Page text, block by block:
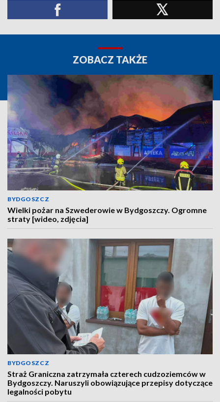
ZOBACZ TAKŻE
BYDGOSZCZ
Wielki pożar na Szwederowie w Bydgoszczy. Ogromne
straty [wideo, zdjęcia]
BYDGOSZCZ
Straż Graniczna zatrzymała czterech cudzoziemców w
Bydgoszczy. Naruszyli obowiązujące przepisy dotyczące
legalności pobytu